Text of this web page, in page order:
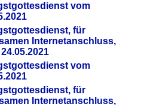
vom
für
Internetanschluss,
vom
für
Internetanschluss,